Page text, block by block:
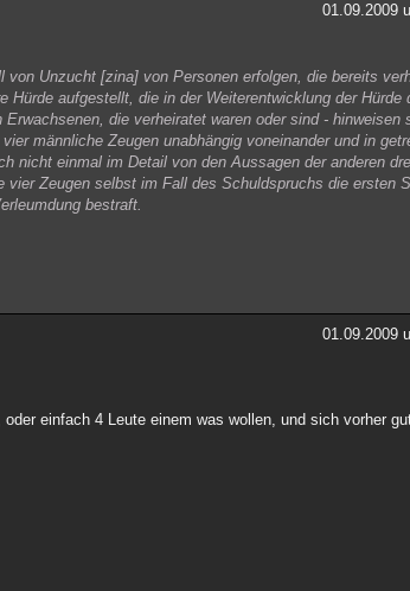
01.09.2009
Unzucht [zina] von Personen erfolgen, die bereits
aufgestellt, die in der Weiterentwicklung der Hürde
die verheiratet waren oder sind - hinweisen
männliche Zeugen unabhängig voneinander und in
nicht einmal im Detail von den Aussagen der anderen
Zeugen selbst im Fall des Schuldspruchs die ersten
bestraft.
01.09.2009
einfach 4 Leute einem was wollen, und sich vorher